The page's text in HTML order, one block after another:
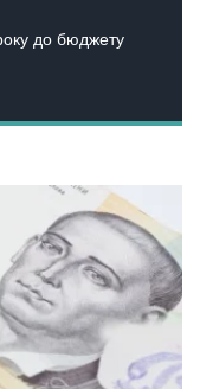
до бюджету